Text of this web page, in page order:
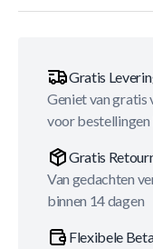
Gratis
Geniet van gratis
voor
Gratis
Van gedachten
binnen 14 dagen
Flexibele